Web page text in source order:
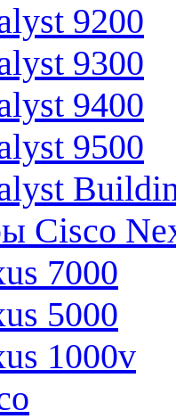
9200
9300
9400
9500
Cisco
7000
5000
1000v